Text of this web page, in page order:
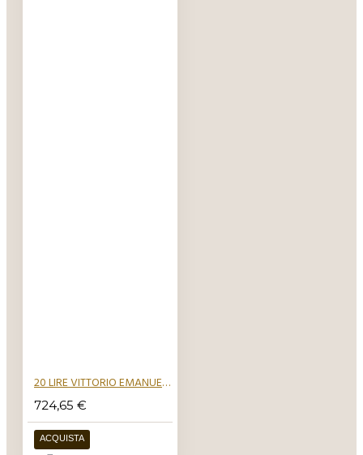
20 LIRE VITTORIO EMANUELE II 1861 1878
724,65 €
ACQUISTA